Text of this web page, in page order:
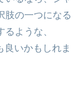
肢の一つになる
ような、
いかもしれま